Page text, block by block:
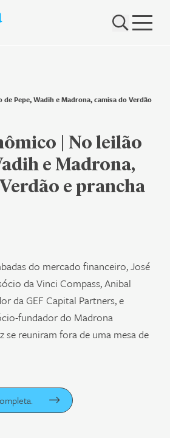
resultado encontrado
Pepe, Wadih e Madrona, camisa do Verdão
| No leilão
e Madrona,
e prancha
do mercado financeiro, José
da Vinci Compass, Anibal
da GEF Capital Partners, e
fundador do Madrona
se reuniram fora de uma mesa de